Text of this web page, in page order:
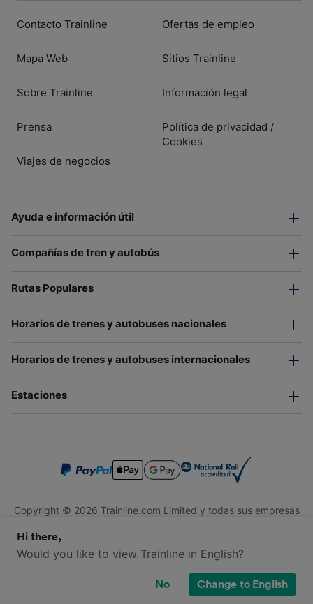
Contacto Trainline
Mapa Web
Sobre Trainline
Prensa
Viajes de negocios
Ofertas de empleo
Sitios Trainline
Información legal
Política de privacidad /
Cookies
Ayuda e información útil
Compañías de tren y autobús
Rutas Populares
Horarios de trenes y autobuses nacionales
Horarios de trenes y autobuses internacionales
Estaciones
Copyright © 2026 Trainline.com Limited y todas sus empresas
Trainline.com Limited está registrada en Inglaterra y Gales.
Compañía No. 3846791. Dirección: 1 Stonecutter St, Londres
Hi there,
Would you like to view Trainline in English?
No Change to English